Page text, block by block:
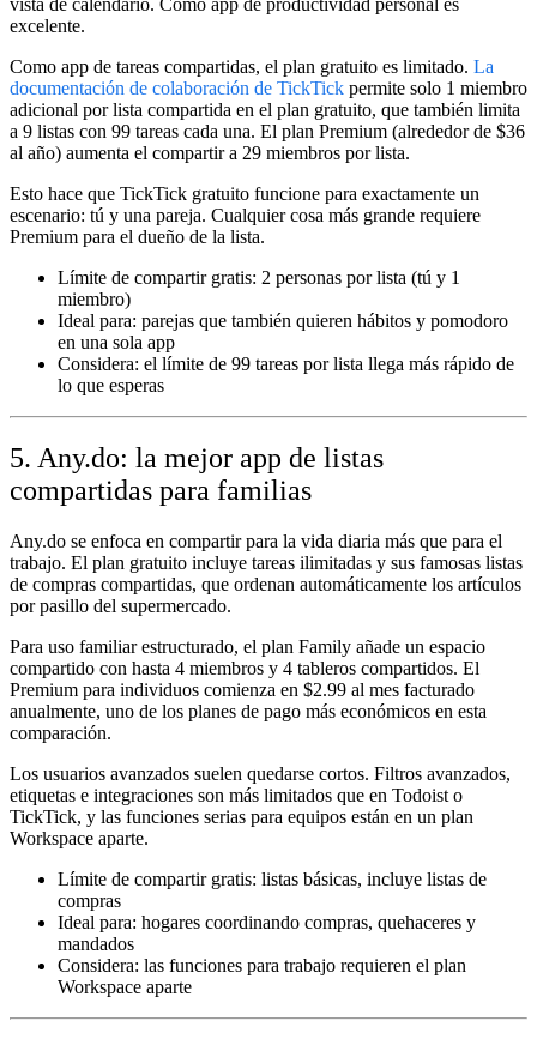
vista de calendario. Como app de productividad personal es
excelente.
Como app de tareas compartidas, el plan gratuito es limitado. La
documentación de colaboración de TickTick permite solo 1 miembro
adicional por lista compartida en el plan gratuito, que también limita
a 9 listas con 99 tareas cada una. El plan Premium (alrededor de $36
al año) aumenta el compartir a 29 miembros por lista.
Esto hace que TickTick gratuito funcione para exactamente un
escenario: tú y una pareja. Cualquier cosa más grande requiere
Premium para el dueño de la lista.
Límite de compartir gratis: 2 personas por lista (tú y 1
miembro)
Ideal para: parejas que también quieren hábitos y pomodoro
en una sola app
Considera: el límite de 99 tareas por lista llega más rápido de
lo que esperas
5. Any.do: la mejor app de listas
compartidas para familias
Any.do se enfoca en compartir para la vida diaria más que para el
trabajo. El plan gratuito incluye tareas ilimitadas y sus famosas listas
de compras compartidas, que ordenan automáticamente los artículos
por pasillo del supermercado.
Para uso familiar estructurado, el plan Family añade un espacio
compartido con hasta 4 miembros y 4 tableros compartidos. El
Premium para individuos comienza en $2.99 al mes facturado
anualmente, uno de los planes de pago más económicos en esta
comparación.
Los usuarios avanzados suelen quedarse cortos. Filtros avanzados,
etiquetas e integraciones son más limitados que en Todoist o
TickTick, y las funciones serias para equipos están en un plan
Workspace aparte.
Límite de compartir gratis: listas básicas, incluye listas de
compras
Ideal para: hogares coordinando compras, quehaceres y
mandados
Considera: las funciones para trabajo requieren el plan
Workspace aparte